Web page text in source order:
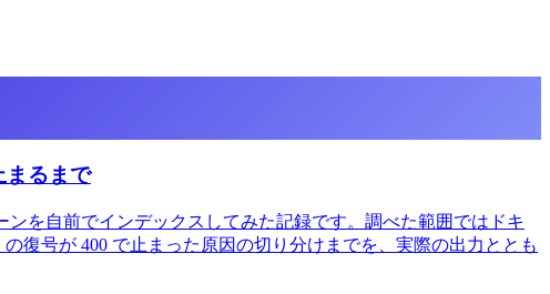
まるまで
ンを自前でインデックスしてみた記録です。調べた範囲ではドキ
復号が 400 で止まった原因の切り分けまでを、実際の出力ととも